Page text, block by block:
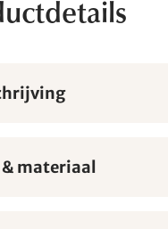
materiaal